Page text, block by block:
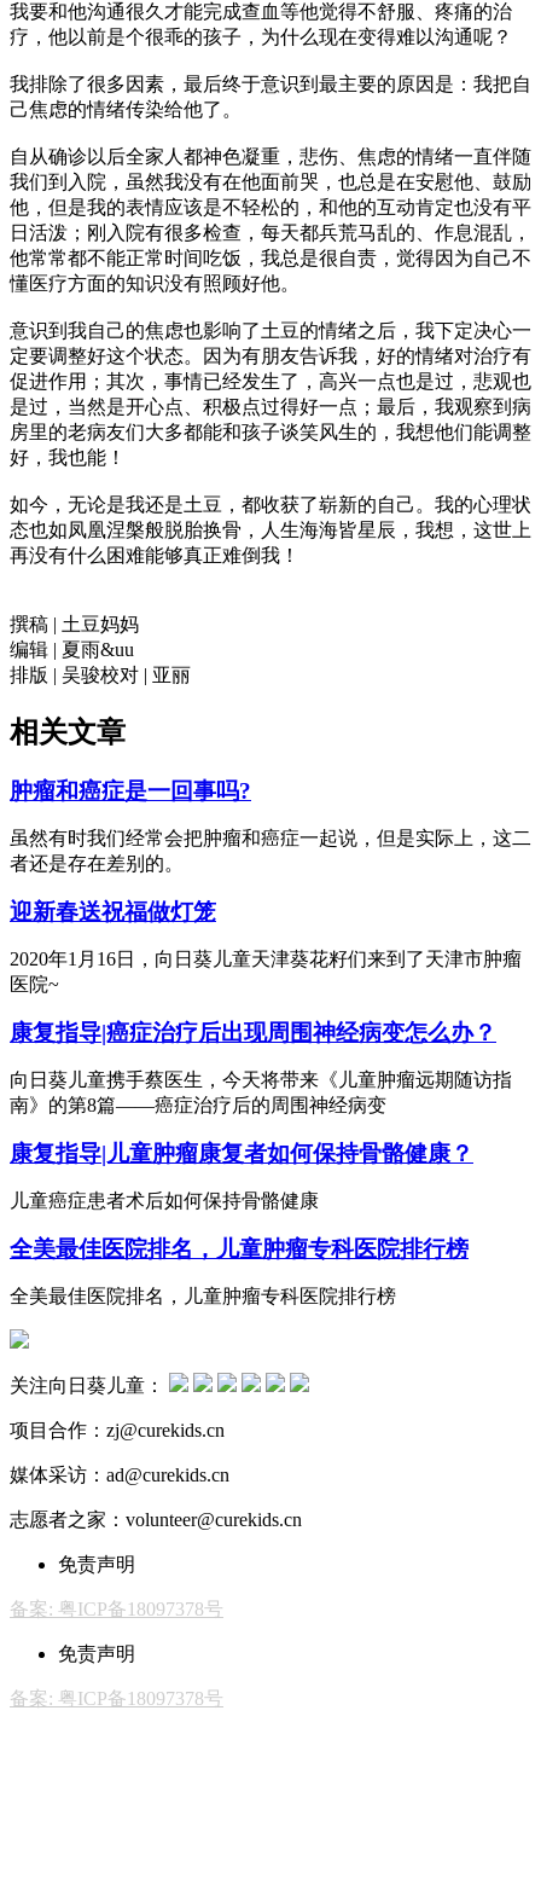
我要和他沟通很久才能完成查血等他觉得不舒服、疼痛的治
疗，他以前是个很乖的孩子，为什么现在变得难以沟通呢？
我排除了很多因素，最后终于意识到最主要的原因是：我把自
己焦虑的情绪传染给他了。
自从确诊以后全家人都神色凝重，悲伤、焦虑的情绪一直伴随
我们到入院，虽然我没有在他面前哭，也总是在安慰他、鼓励
他，但是我的表情应该是不轻松的，和他的互动肯定也没有平
日活泼；刚入院有很多检查，每天都兵荒马乱的、作息混乱，
他常常都不能正常时间吃饭，我总是很自责，觉得因为自己不
懂医疗方面的知识没有照顾好他。
意识到我自己的焦虑也影响了土豆的情绪之后，我下定决心一
定要调整好这个状态。因为有朋友告诉我，好的情绪对治疗有
促进作用；其次，事情已经发生了，高兴一点也是过，悲观也
是过，当然是开心点、积极点过得好一点；最后，我观察到病
房里的老病友们大多都能和孩子谈笑风生的，我想他们能调整
好，我也能！
如今，无论是我还是土豆，都收获了崭新的自己。我的心理状
态也如凤凰涅槃般脱胎换骨，人生海海皆星辰，我想，这世上
再没有什么困难能够真正难倒我！
撰稿 | 土豆妈妈
编辑 | 夏雨&uu
排版 | 吴骏校对 | 亚丽
相关文章
肿瘤和癌症是一回事吗?
虽然有时我们经常会把肿瘤和癌症一起说，但是实际上，这二
者还是存在差别的。
迎新春送祝福做灯笼
2020年1月16日，向日葵儿童天津葵花籽们来到了天津市肿瘤
医院~
康复指导|癌症治疗后出现周围神经病变怎么办？
向日葵儿童携手蔡医生，今天将带来《儿童肿瘤远期随访指
南》的第8篇——癌症治疗后的周围神经病变
康复指导|儿童肿瘤康复者如何保持骨骼健康？
儿童癌症患者术后如何保持骨骼健康
全美最佳医院排名，儿童肿瘤专科医院排行榜
全美最佳医院排名，儿童肿瘤专科医院排行榜
关注向日葵儿童：
项目合作：zj@curekids.cn
媒体采访：ad@curekids.cn
志愿者之家：volunteer@curekids.cn
免责声明
备案: 粤ICP备18097378号
免责声明
备案: 粤ICP备18097378号